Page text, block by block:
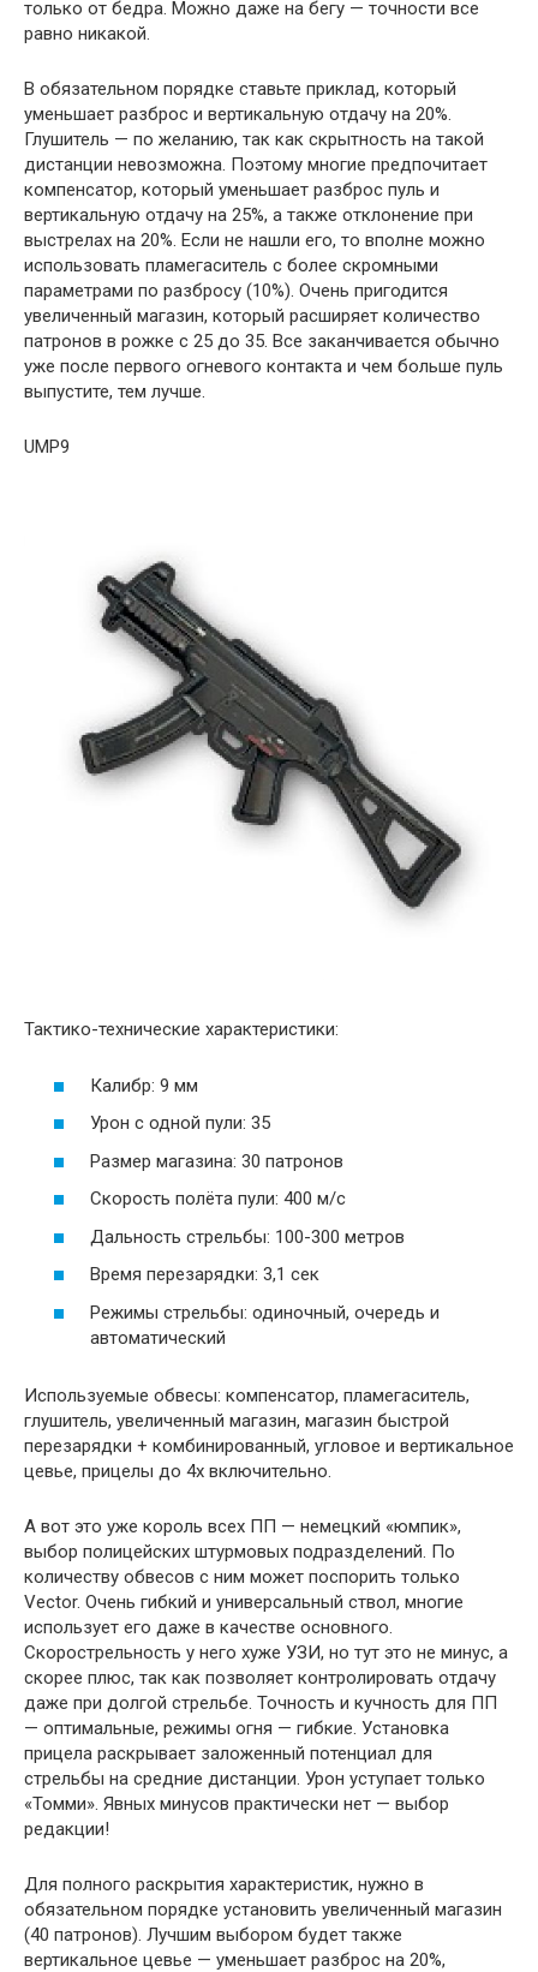
только от бедра. Можно даже на бегу — точности все
равно никакой.
В обязательном порядке ставьте приклад, который
уменьшает разброс и вертикальную отдачу на 20%.
Глушитель — по желанию, так как скрытность на такой
дистанции невозможна. Поэтому многие предпочитает
компенсатор, который уменьшает разброс пуль и
вертикальную отдачу на 25%, а также отклонение при
выстрелах на 20%. Если не нашли его, то вполне можно
использовать пламегаситель с более скромными
параметрами по разбросу (10%). Очень пригодится
увеличенный магазин, который расширяет количество
патронов в рожке с 25 до 35. Все заканчивается обычно
уже после первого огневого контакта и чем больше пуль
выпустите, тем лучше.
UMP9
Тактико-технические характеристики:
Калибр: 9 мм
Урон с одной пули: 35
Размер магазина: 30 патронов
Скорость полёта пули: 400 м/c
Дальность стрельбы: 100-300 метров
Время перезарядки: 3,1 сек
Режимы стрельбы: одиночный, очередь и
автоматический
Используемые обвесы: компенсатор, пламегаситель,
глушитель, увеличенный магазин, магазин быстрой
перезарядки + комбинированный, угловое и вертикальное
цевье, прицелы до 4х включительно.
А вот это уже король всех ПП — немецкий «юмпик»,
выбор полицейских штурмовых подразделений. По
количеству обвесов с ним может поспорить только
Vector. Очень гибкий и универсальный ствол, многие
использует его даже в качестве основного.
Скорострельность у него хуже УЗИ, но тут это не минус, а
скорее плюс, так как позволяет контролировать отдачу
даже при долгой стрельбе. Точность и кучность для ПП
— оптимальные, режимы огня — гибкие. Установка
прицела раскрывает заложенный потенциал для
стрельбы на средние дистанции. Урон уступает только
«Томми». Явных минусов практически нет — выбор
редакции!
Для полного раскрытия характеристик, нужно в
обязательном порядке установить увеличенный магазин
(40 патронов). Лучшим выбором будет также
вертикальное цевье — уменьшает разброс на 20%,